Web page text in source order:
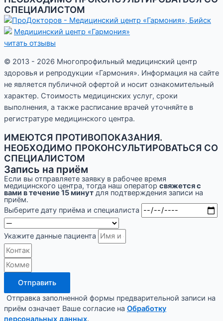
СПЕЦИАЛИСТОМ
Медицинский центр «Гармония»
читать отзывы
© 2013 - 2026 Многопрофильный медицинский центр
здоровья и репродукции «Гармония». Информация на сайте
не является публичной офертой и носит ознакомительный
характер. Стоимость медицинских услуг, сроки
выполнения, а также расписание врачей уточняйте в
регистратуре медицинского центра.
ИМЕЮТСЯ ПРОТИВОПОКАЗАНИЯ.
НЕОБХОДИМО ПРОКОНСУЛЬТИРОВАТЬСЯ СО
СПЕЦИАЛИСТОМ
Запись на приём
Если вы отправляете заявку в рабочее время
медицинского центра, тогда наш оператор свяжется с
вами в течение 15 минут для подтверждения записи на
приём.
Выберите дату приёма и специалиста
Укажите данные пациента
Отправить
Отправка заполненной формы предварительной записи на
приём означает Ваше согласие на Обработку
персональных данных.